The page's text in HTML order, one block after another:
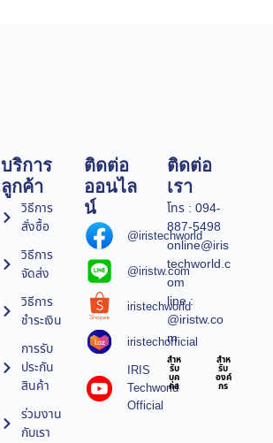
บริการ
ลูกค้า
วิธีการ
สั่งซื้อ
วิธีการ
จัดส่ง
วิธีการ
ชำระเงิน
การรับ
ประกัน
สินค้า
ร่วมงาน
กับเรา
ติดต่อ
ออนไล
น์
@iristechworld
@iristw.com
iristechworld
iristechofficial
IRIS
Techworld
Official
ติดต่อ
เรา
โทร : 094-
887-5498
online@iris
techworld.c
om
line :
@iristw.co
m
สำห
รับ
บุค
คล
สำห
รับ
องค์
กร